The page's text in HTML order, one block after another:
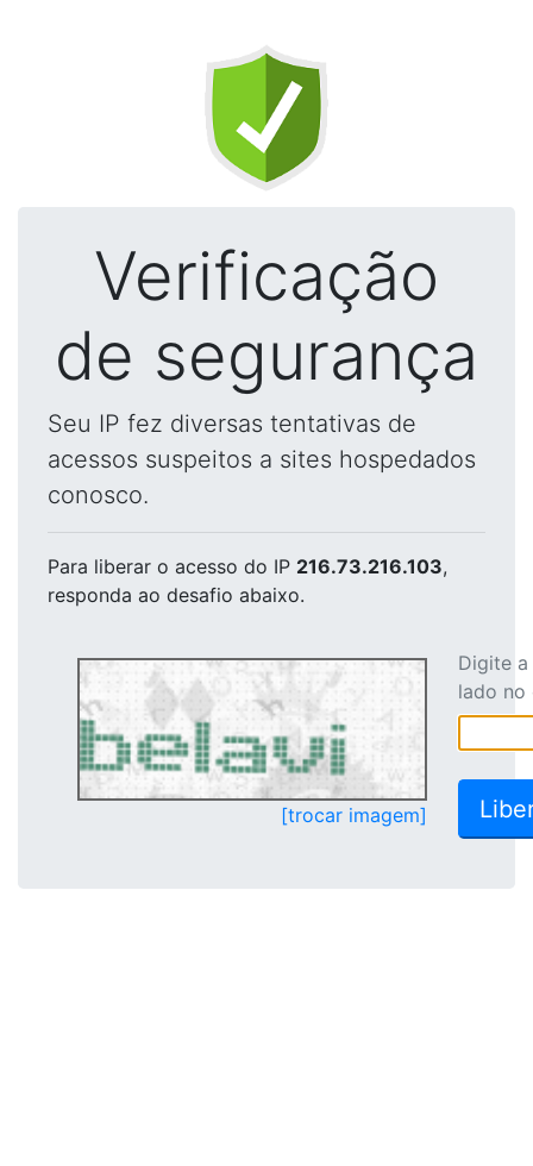
Verificação
de segurança
Seu IP fez diversas tentativas de
acessos suspeitos a sites hospedados
conosco.
Para liberar o acesso do IP 216.73.216.103,
responda ao desafio abaixo.
[trocar imagem]
Digite
lado no